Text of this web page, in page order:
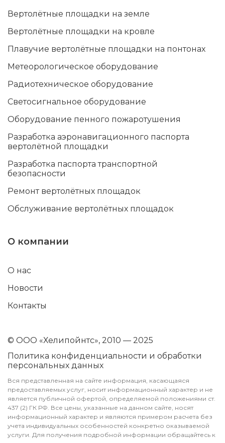
Вертолётные площадки на земле
Вертолётные площадки на кровле
Плавучие вертолётные площадки на понтонах
Метеорологическое оборудование
Радиотехническое оборудование
Светосигнальное оборудование
Оборудование пенного пожаротушения
Разработка аэронавигационного паспорта
вертолётной площадки
Разработка паспорта транспортной
безопасности
Ремонт вертолётных площадок
Обслуживание вертолётных площадок
О компании
О нас
Новости
Контакты
© ООО «Хелипойнтс», 2010 — 2025
Политика конфиденциальности и обработки
персональных данных
Вся представленная на сайте информация, касающаяся
предоставляемых услуг, носит информационный характер и не
является публичной офертой, определяемой положениями ст.
437 (2) ГК РФ. Все цены, указанные на данном сайте, носят
информационный характер и являются примером расчета без
учета индивидуальных особенностей конкретно оказываемой
услуги. Для получения подробной информации обращайтесь к